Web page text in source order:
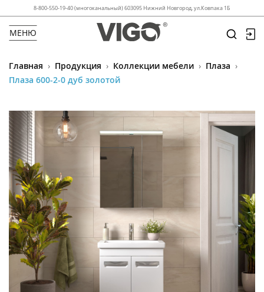
8-800-550-19-40 (многоканальный) 603095 Нижний Новгород, ул.Ковпака 1Б
МЕНЮ
Главная › Продукция › Коллекции мебели › Плаза ›
Плаза 600-2-0 дуб золотой